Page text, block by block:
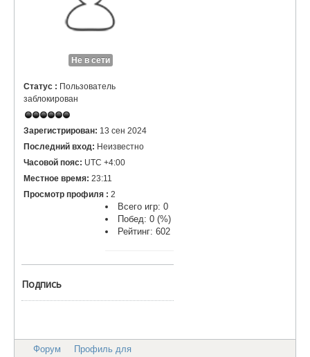
Не в сети
Статус : Пользователь
заблокирован
Зарегистрирован: 13 сен 2024
Последний вход: Неизвестно
Часовой пояс: UTC +4:00
Местное время: 23:11
Просмотр профиля : 2
Всего игр: 0
Побед: 0 (%)
Рейтинг: 602
Подпись
Форум Профиль для